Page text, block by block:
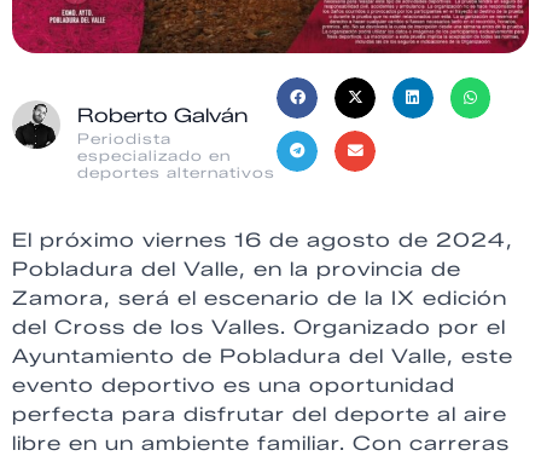
Roberto Galván
Periodista
especializado en
deportes alternativos
El próximo viernes 16 de agosto de 2024,
Pobladura del Valle, en la provincia de
Zamora, será el escenario de la IX edición
del Cross de los Valles. Organizado por el
Ayuntamiento de Pobladura del Valle, este
evento deportivo es una oportunidad
perfecta para disfrutar del deporte al aire
libre en un ambiente familiar. Con carreras